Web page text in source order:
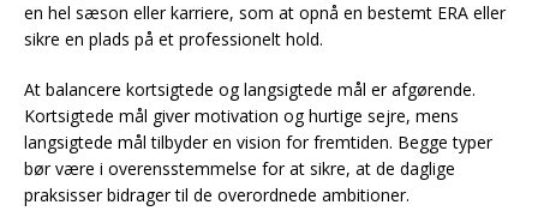
en hel sæson eller karriere, som at opnå en bestemt ERA eller
sikre en plads på et professionelt hold.
At balancere kortsigtede og langsigtede mål er afgørende.
Kortsigtede mål giver motivation og hurtige sejre, mens
langsigtede mål tilbyder en vision for fremtiden. Begge typer
bør være i overensstemmelse for at sikre, at de daglige
praksisser bidrager til de overordnede ambitioner.